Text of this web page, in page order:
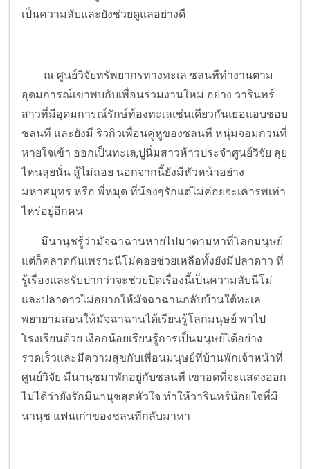
เป็นความลับและยังช่วยดูแลอย่างดี
ณ ศูนย์วิจัยทรัพยากรทางทะเล ชลนทีทำงานตาม
อุดมการณ์เขาพบกับเพื่อนร่วมงานใหม่ อย่าง วารินทร์
สาวที่มีอุดมการณ์รักษ์ท้องทะเลเช่นเดียวกันเธอแอบชอบ
ชลนที และยังมี ริวกิวเพื่อนคู่หูของชลนที หนุ่มจอมกวนที่
หายใจเข้า ออกเป็นทะเล,ปูนิ่มสาวห้าวประจำศูนย์วิจัย ลุย
ไหนลุยนั่น สู้ไม่ถอย นอกจากนี้ยังมีหัวหน้าอย่าง
มหาสมุทร หรือ พี่หมุด ที่น้องๆรักแต่ไม่ค่อยจะเคารพเท่า
ไหร่อยู่อีกคน
มีนานุชรู้ว่ามัจฉาฉานหายไปมาตามหาที่โลกมนุษย์
แต่ก็คลาดกันเพราะนีโม่คอยช่วยเหลือทั้งยังมีปลาดาว ที่
รู้เรื่องและรับปากว่าจะช่วยปิดเรื่องนี้เป็นความลับนีโม่
และปลาดาวไม่อยากให้มัจฉาฉานกลับบ้านใต้ทะเล
พยายามสอนให้มัจฉาฉานได้เรียนรู้โลกมนุษย์ พาไป
โรงเรียนด้วย เงือกน้อยเรียนรู้การเป็นมนุษย์ได้อย่าง
รวดเร็วและมีความสุขกับเพื่อนมนุษย์ที่บ้านพักเจ้าหน้าที่
ศูนย์วิจัย มีนานุชมาพักอยู่กับชลนที เขาอดที่จะแสดงออก
ไม่ได้ว่ายังรักมีนานุชสุดหัวใจ ทำให้วารินทร์น้อยใจที่มี
นานุช แฟนเก่าของชลนทีกลับมาหา